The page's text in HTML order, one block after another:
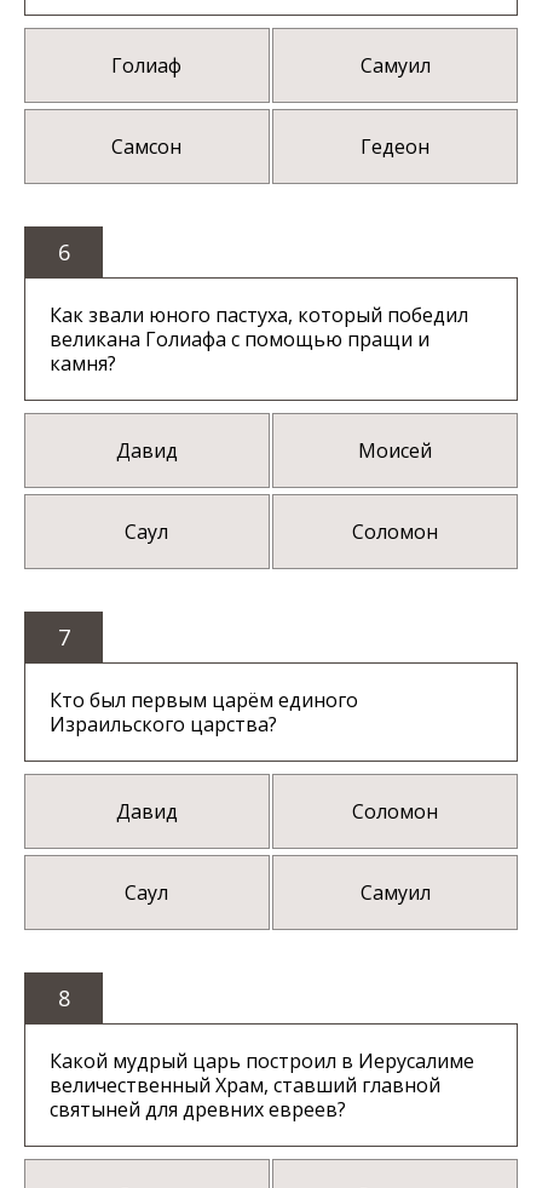
Голиаф Самуил
Самсон Гедеон
6
Как звали юного пастуха, который победил
великана Голиафа с помощью пращи и
камня?
Давид Моисей
Саул Соломон
7
Кто был первым царём единого
Израильского царства?
Давид Соломон
Саул Самуил
8
Какой мудрый царь построил в Иерусалиме
величественный Храм, ставший главной
святыней для древних евреев?